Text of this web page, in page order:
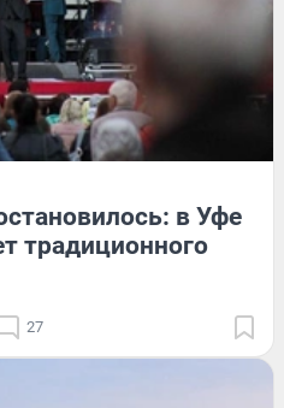
в Уфе
традиционного
27